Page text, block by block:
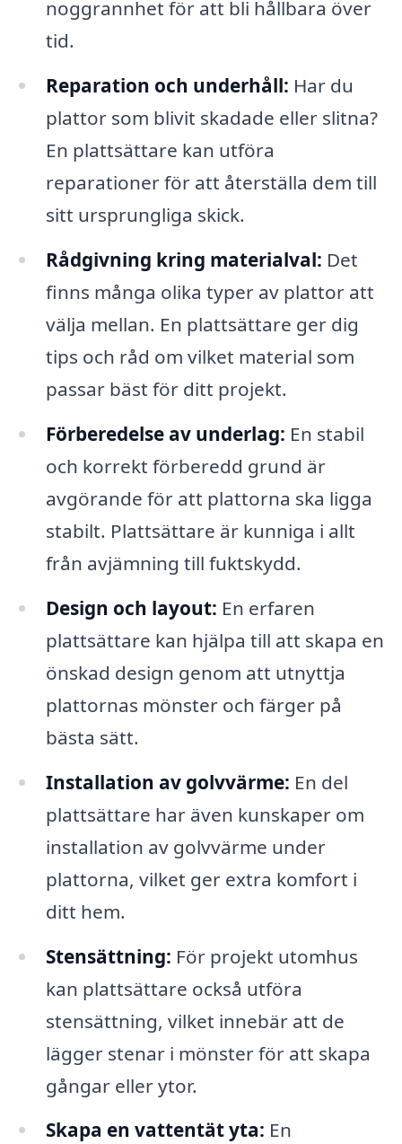
noggrannhet för att bli hållbara över
tid.
Reparation och underhåll: Har du
plattor som blivit skadade eller slitna?
En plattsättare kan utföra
reparationer för att återställa dem till
sitt ursprungliga skick.
Rådgivning kring materialval: Det
finns många olika typer av plattor att
välja mellan. En plattsättare ger dig
tips och råd om vilket material som
passar bäst för ditt projekt.
Förberedelse av underlag: En stabil
och korrekt förberedd grund är
avgörande för att plattorna ska ligga
stabilt. Plattsättare är kunniga i allt
från avjämning till fuktskydd.
Design och layout: En erfaren
plattsättare kan hjälpa till att skapa en
önskad design genom att utnyttja
plattornas mönster och färger på
bästa sätt.
Installation av golvvärme: En del
plattsättare har även kunskaper om
installation av golvvärme under
plattorna, vilket ger extra komfort i
ditt hem.
Stensättning: För projekt utomhus
kan plattsättare också utföra
stensättning, vilket innebär att de
lägger stenar i mönster för att skapa
gångar eller ytor.
Skapa en vattentät yta: En